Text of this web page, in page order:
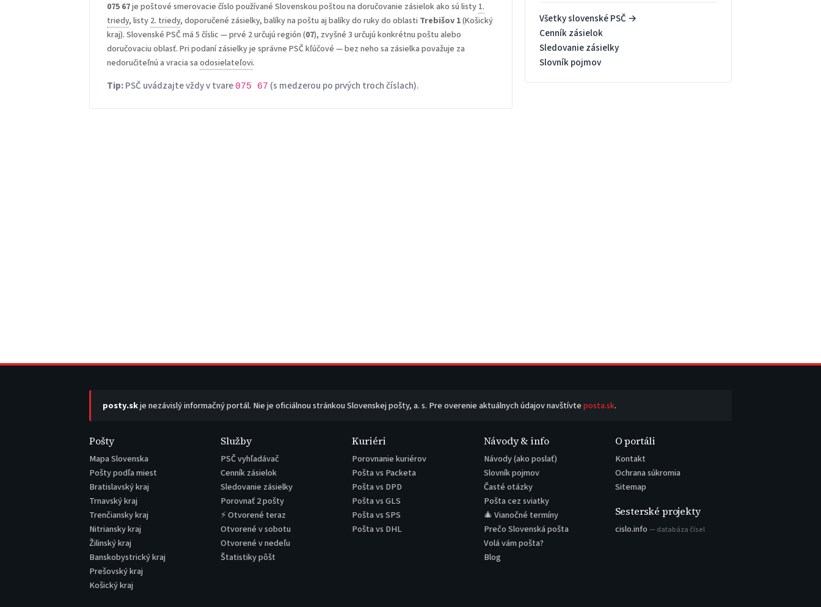
075 67je poštové smerovacie číslo používané Slovenskou poštou na doručovanie zásielok ako sú listy 1.
triedy, listy 2. triedy, doporučené zásielky, balíky na poštu aj balíky do ruky do oblasti Trebišov 1(Košický
kraj). Slovenské PSČ má 5 číslic — prvé 2 určujú región (07), zvyšné 3 určujú konkrétnu poštu alebo
doručovaciu oblasť. Pri podaní zásielky je správne PSČ kľúčové — bez neho sa zásielka považuje za
nedoručiteľnú a vracia saodosielateľovi.
Tip:PSČ uvádzajte vždy v tvare 075 67 (s medzerou po prvých troch číslach).
Všetky slovenské PSČ →
Cenník zásielok
Sledovanie zásielky
Slovník pojmov
posty.skje nezávislý informačný portál. Nie je oficiálnou stránkou Slovenskej pošty, a. s. Pre overenie aktuálnych údajov navštívteposta.sk.
Pošty
Mapa Slovenska
Pošty podľa miest
Bratislavský kraj
Trnavský kraj
Trenčiansky kraj
Nitriansky kraj
Žilinský kraj
Banskobystrický kraj
Prešovský kraj
Košický kraj
Služby
PSČ vyhľadávač
Cenník zásielok
Sledovanie zásielky
Porovnať 2 pošty
⚡ Otvorené teraz
Otvorené v sobotu
Otvorené v nedeľu
Štatistiky pôšt
Kuriéri
Porovnanie kuriérov
Pošta vs Packeta
Pošta vs DPD
Pošta vs GLS
Pošta vs SPS
Pošta vs DHL
Návody & info
Návody (ako poslať)
Slovník pojmov
Časté otázky
Pošta cez sviatky
🎄 Vianočné termíny
Prečo Slovenská pošta
Volá vám pošta?
Blog
O portáli
Kontakt
Ochrana súkromia
Sitemap
Sesterské projekty
cislo.info — databáza čísel